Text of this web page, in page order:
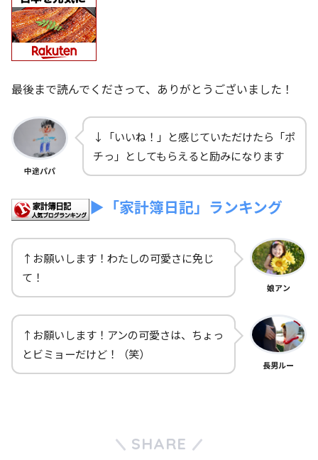
最後まで読んでくださって、ありがとうございました！
中途パパ
↓「いいね！」と感じていただけたら「ポ
チっ」としてもらえると励みになります
▶「家計簿日記」ランキング
↑お願いします！わたしの可愛さに免じ
て！
娘アン
↑お願いします！アンの可愛さは、ちょっ
とビミョーだけど！（笑）
長男ルー
SHARE